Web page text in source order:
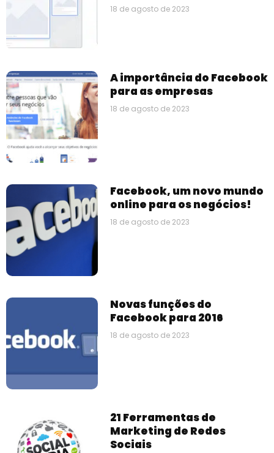
18 de agosto de 2023
A importância do Facebook
para as empresas
18 de agosto de 2023
Facebook, um novo mundo
online para os negócios!
18 de agosto de 2023
Novas funções do
Facebook para 2016
18 de agosto de 2023
21 Ferramentas de
Marketing de Redes
Sociais